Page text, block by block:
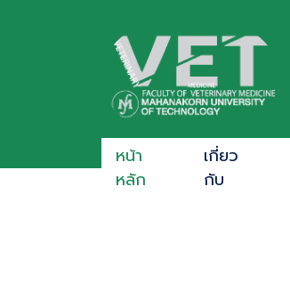
หน้า
หลัก
เกี่ยว
กับ